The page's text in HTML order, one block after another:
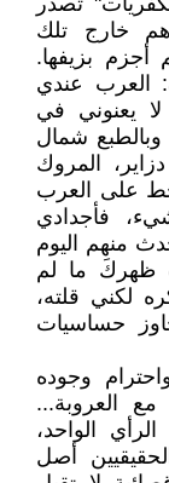
خارج تلك
أجزم بزيفها.
العرب عندي
لا يعنوني في
شمال
المروك
على العرب
فأجدادي
منهم اليوم
ظهركَ ما لم
لكني قلته،
حساسيات
وجوده
العروبة...
الواحد،
أصل